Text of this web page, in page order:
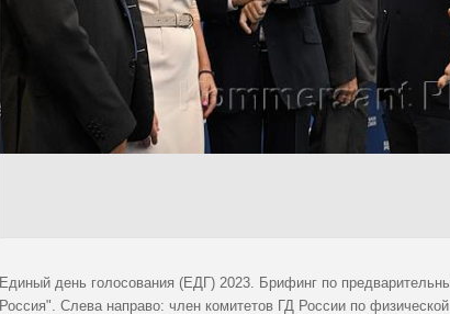
Единый день голосования (ЕДГ) 2023. Брифинг по
Россия". Слева направо: член комитетов ГД России по